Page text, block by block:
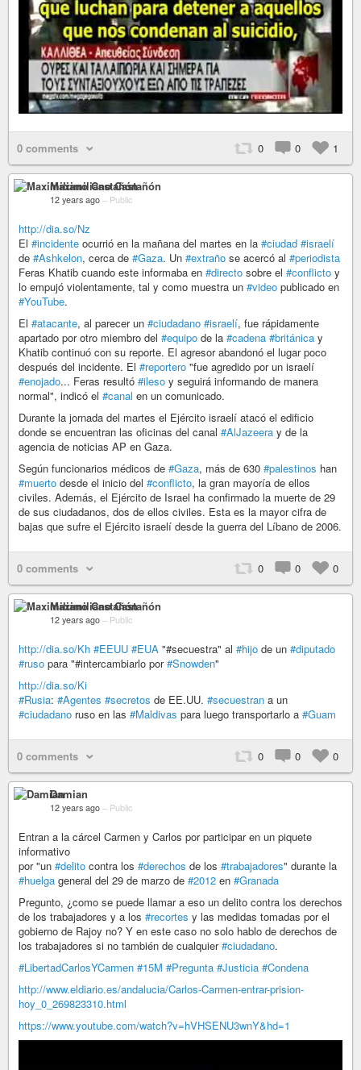
0 comments 0 0 1
Maximiliano Castañón
12 years ago – Public
http://dia.so/Nz
El #incidente ocurrió en la mañana del martes en la #ciudad #israelí
de #Ashkelon, cerca de #Gaza. Un #extraño se acercó al #periodista
Feras Khatib cuando este informaba en #directo sobre el #conflicto y
lo empujó violentamente, tal y como muestra un #video publicado en
#YouTube.
El #atacante, al parecer un #ciudadano #israelí, fue rápidamente
apartado por otro miembro del #equipo de la #cadena #británica y
Khatib continuó con su reporte. El agresor abandonó el lugar poco
después del incidente. El #reportero "fue agredido por un israelí
#enojado... Feras resultó #ileso y seguirá informando de manera
normal", indicó el #canal en un comunicado.
Durante la jornada del martes el Ejército israelí atacó el edificio
donde se encuentran las oficinas del canal #AlJazeera y de la
agencia de noticias AP en Gaza.
Según funcionarios médicos de #Gaza, más de 630 #palestinos han
#muerto desde el inicio del #conflicto, la gran mayoría de ellos
civiles. Además, el Ejército de Israel ha confirmado la muerte de 29
de sus ciudadanos, dos de ellos civiles. Esta es la mayor cifra de
bajas que sufre el Ejército israelí desde la guerra del Líbano de 2006.
0 comments 0 0 0
Maximiliano Castañón
12 years ago – Public
http://dia.so/Kh #EEUU #EUA "#secuestra" al #hijo de un #diputado
#ruso para "#intercambiarlo por#Snowden"
http://dia.so/Ki
#Rusia: #Agentes #secretos de EE.UU. #secuestran a un
#ciudadano ruso en las #Maldivas para luego transportarlo a #Guam
0 comments 0 0 0
Damian
12 years ago – Public
Entran a la cárcel Carmen y Carlos por participar en un piquete
informativo
por "un #delito contra los #derechos de los #trabajadores" durante la
#huelga general del 29 de marzo de #2012 en #Granada
Pregunto, ¿como se puede llamar a eso un delito contra los derechos
de los trabajadores y a los #recortes y las medidas tomadas por el
gobierno de Rajoy no? Y en este caso no solo hablo de derechos de
los trabajadores si no también de cualquier#ciudadano.
#LibertadCarlosYCarmen #15M #Pregunta #Justicia #Condena
http://www.eldiario.es/andalucia/Carlos-Carmen-entrar-prision-
hoy_0_269823310.html
https://www.youtube.com/watch?v=hVHSENU3wnY&hd=1